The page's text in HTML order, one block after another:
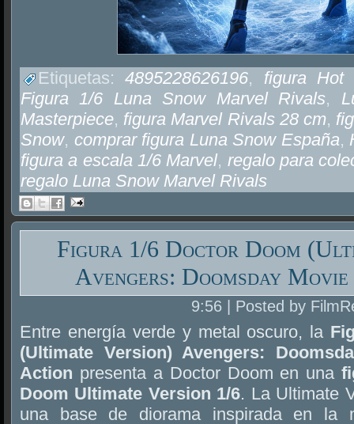
Etiquetas:4895228626196, figura Hot
Figura 1/6 Luna Snow Marvel Rivals,
Masterpiece, figura Marvel Rivals 28 cm,
Snow, comprar figura Luna Snow España,
figura a escala 1/6 Marvel, regalo para
regalo Luna Snow Marvel Rivals
Figura 1/6 Doctor Doom
Avengers: Doomsday
9:56 | Posted by
Entre energía verde y metal oscuro, la
(Ultimate Version) Avengers:
Action presenta a Doctor Doom en una
Doom Ultimate Version 1/6. La Ultimate
una base de diorama inspirada en la